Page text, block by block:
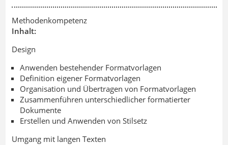
Methodenkompetenz
Inhalt:
Design
Anwenden bestehender Formatvorlagen
Definition eigener Formatvorlagen
Organisation und Übertragen von Formatvorlagen
Zusammenführen unterschiedlicher formatierter
Dokumente
Erstellen und Anwenden von Stilsetz
Umgang mit langen Texten